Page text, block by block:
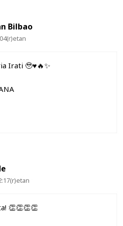
Bilbao
Irati 🥹♥️🔥✨
👏👏👏👏